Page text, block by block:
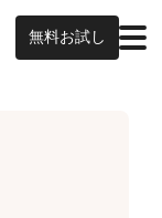
無料お試し